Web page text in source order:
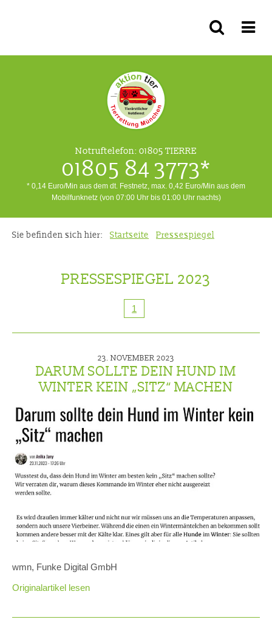
Notruftelefon: 01805 TIERRE
01805 84 3773*
* 0,14 Euro/Min aus dem dt. Festnetz, max. 0,42 Euro/Min aus dem
Mobilfunknetz (von 07:00 Uhr bis 01:00 Uhr nachts)
Sie befinden sich hier: Startseite Pressespiegel
PRESSESPIEGEL 2023
1
23. NOVEMBER 2023
DARUM SOLLTE DEIN HUND IM
WINTER KEIN „SITZ“ MACHEN
wmn, Funke Digital GmbH
Originalartikel lesen